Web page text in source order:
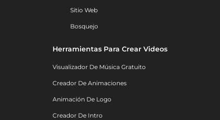
Sitio Web
Bosquejo
Herramientas Para Crear Videos
Visualizador De Música Gratuito
Creador De Animaciones
Animación De Logo
Creador De Intro